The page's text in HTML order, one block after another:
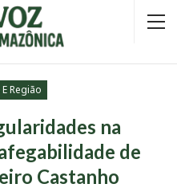
Região
na
de
Castanho